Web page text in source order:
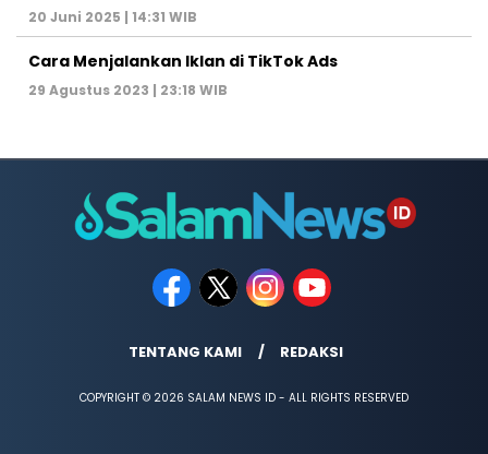
20 Juni 2025 | 14:31 WIB
Cara Menjalankan Iklan di TikTok Ads
29 Agustus 2023 | 23:18 WIB
TENTANG KAMI REDAKSI
COPYRIGHT © 2026 SALAM NEWS ID - ALL RIGHTS RESERVED